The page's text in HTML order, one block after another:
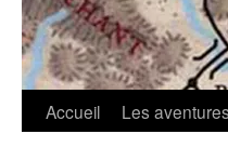
Accueil Les